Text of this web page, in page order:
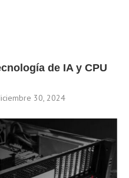
de IA y CPU
30, 2024